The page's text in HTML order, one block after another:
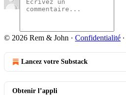
© 2026 Rem & John · Confidentialité ∙
Lancez votre Substack
Obtenir l’appli